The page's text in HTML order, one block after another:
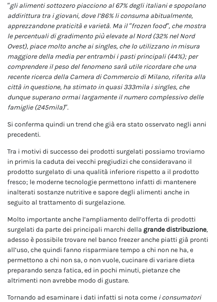
“gli alimenti sottozero piacciono al 67% degli italiani e spopolano
addirittura tra i giovani, dove l’86% li consuma abitualmente,
apprezzandone praticità e varietà. Ma il “frozen food”, che mostra
le percentuali di gradimento più elevate al Nord (32% nel Nord
Ovest), piace molto anche ai singles, che lo utilizzano in misura
maggiore della media per entrambi i pasti principali (44%); per
comprendere il peso del fenomeno sarà utile ricordare che una
recente ricerca della Camera di Commercio di Milano, riferita alla
città in questione, ha stimato in quasi 333mila i singles, che
dunque superano ormai largamente il numero complessivo delle
famiglie (245mila)”.
Si conferma quindi un trend che già era stato osservato negli anni
precedenti.
Tra i motivi di successo dei prodotti surgelati possiamo troviamo
in primis la caduta dei vecchi pregiudizi che consideravano il
prodotto surgelato di una qualità inferiore rispetto a il prodotto
fresco; le moderne tecnologie permettono infatti di mantenere
inalterati sostanze nutritive e sapore degli alimenti anche in
seguito al trattamento di surgelazione.
Molto importante anche l’ampliamento dell’offerta di prodotti
surgelati da parte dei principali marchi della grande distribuzione,
adesso è possibile trovare nel banco freezer anche piatti già pronti
all’uso, che quindi fanno risparmiare tempo a chi non ne ha, e
permettono a chi non sa, o non vuole, cucinare di variare dieta
preparando senza fatica, ed in pochi minuti, pietanze che
altrimenti non avrebbe modo di gustare.
Tornando ad esaminare i dati infatti si nota come i consumatori